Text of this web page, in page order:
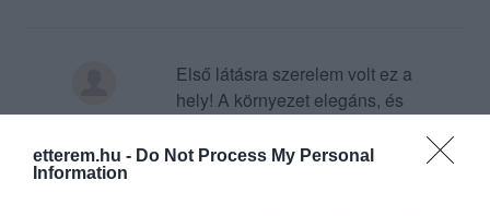
etterem.hu - Do Not Process My Personal
Information
Legoza Cristopher
2022. November 15.
Első látásra szerelem volt ez a
hely! A környezet elegáns, és
az ételekkel pedig minden